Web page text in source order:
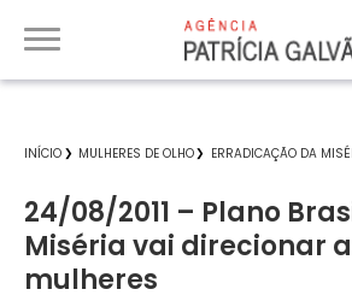
INÍCIO MULHERES DE OLHO ERRADICAÇÃO DA
24/08/2011 – Plano
Miséria vai direcionar
mulheres